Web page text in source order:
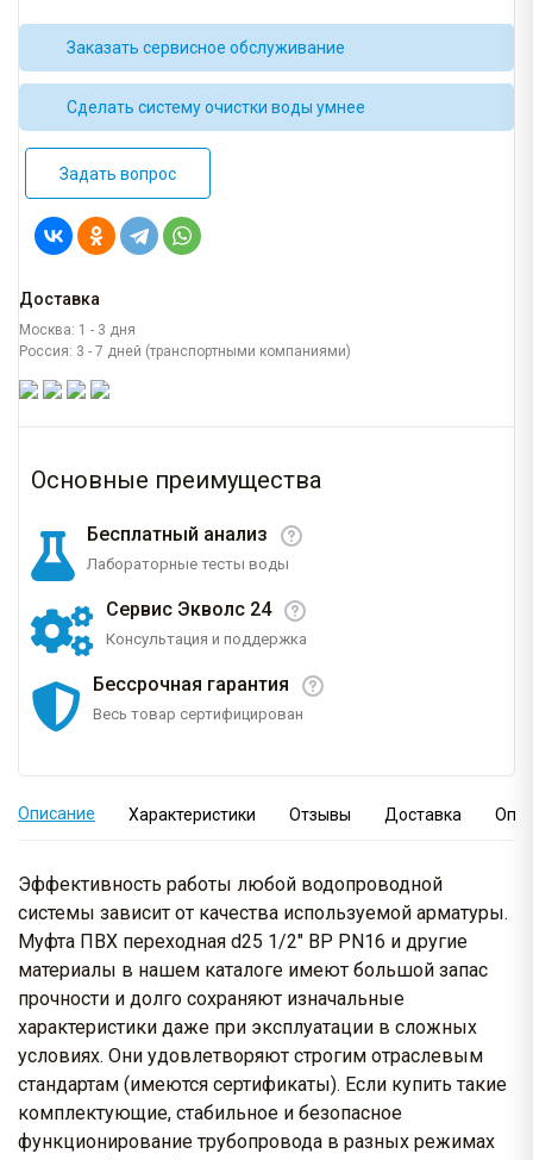
Заказать сервисное обслуживание
Сделать систему очистки воды умнее
Задать вопрос
Доставка
Москва: 1 - 3 дня
Россия: 3 - 7 дней (транспортными компаниями)
Основные преимущества
Бесплатный анализ
Лабораторные тесты воды
Сервис Экволс 24
Консультация и поддержка
Бессрочная гарантия
Весь товар сертифицирован
Описание Характеристики Отзывы Доставка
Эффективность работы любой водопроводной
системы зависит от качества используемой арматуры.
Муфта ПВХ переходная d25 1/2" ВР PN16 и другие
материалы в нашем каталоге имеют большой запас
прочности и долго сохраняют изначальные
характеристики даже при эксплуатации в сложных
условиях. Они удовлетворяют строгим отраслевым
стандартам (имеются сертификаты). Если купить такие
комплектующие, стабильное и безопасное
функционирование трубопровода в разных режимах